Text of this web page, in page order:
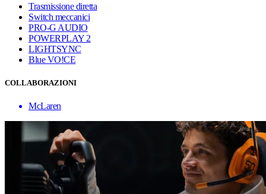
Trasmissione diretta
Switch meccanici
PRO-G AUDIO
POWERPLAY 2
LIGHTSYNC
Blue VO!CE
COLLABORAZIONI
McLaren